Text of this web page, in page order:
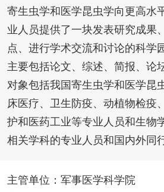
寄生虫学和医学昆虫学向更高水
业人员提供了一块发表研究成果
点、进行学术交流和讨论的科学
主要包括论文、综述、简报、论
对象包括我国寄生虫学和医学昆
床医疗、卫生防疫、动植物检疫
护和医药工业等专业人员和生物
相关学科的专业人员和国内外同
主管单位：军事医学科学院